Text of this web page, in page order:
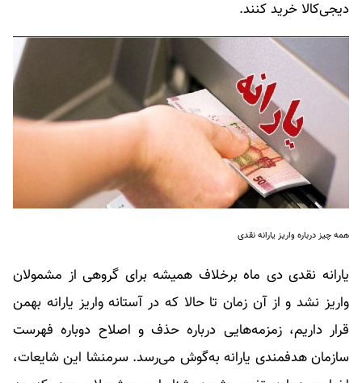
دیجی‌کالا خرید کنند.
همه چیز درباره واریز یارانه نقدی
یارانه نقدی دی ماه برخلاف همیشه برای گروهی از مشمولان
واریز نشد و از آن زمان تا حالا که در آستانه واریز یارانه بهمن
قرار داریم، زمزمه‌هایی درباره حذف و اصلاح دوباره فهرست
سازمان هدفمندی یارانه به‌گوش می‌رسد. سرمنشا این شایعات،